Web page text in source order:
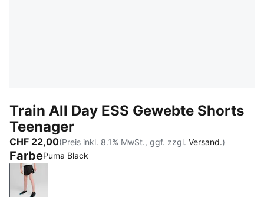
Train All Day ESS Gewebte Shorts
Teenager
CHF 22,00(Preis inkl. 8.1% MwSt., ggf. zzgl. Versand.)
FarbePuma Black
Puma Black